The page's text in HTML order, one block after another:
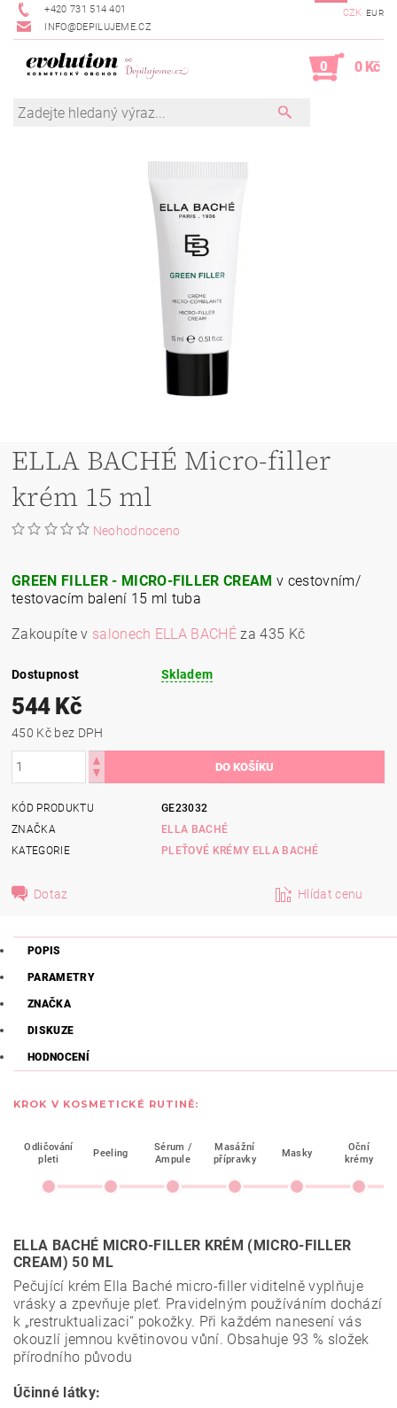
+420 731 514 401
INFO@DEPILUJEME.CZ
CZK EUR
0 0 Kč
ELLA BACHÉ Micro-filler
krém 15 ml
Neohodnoceno
GREEN FILLER - MICRO-FILLER CREAM v cestovním/
testovacím balení 15 ml tuba
Zakoupíte v salonech ELLA BACHÉ za 435 Kč
Dostupnost Skladem
544 Kč
450 Kč bez DPH
KÓD PRODUKTU
GE23032
ZNAČKA
ELLA BACHÉ
KATEGORIE
PLEŤOVÉ KRÉMY ELLA BACHÉ
Dotaz Hlídat cenu
POPIS
PARAMETRY
ZNAČKA
DISKUZE
HODNOCENÍ
KROK V KOSMETICKÉ RUTINĚ:
Odličování
pleti
Peeling
Sérum /
Ampule
Masážní
přípravky
Masky
Oční
krémy
ELLA BACHÉ MICRO-FILLER KRÉM (MICRO-FILLER
CREAM) 50 ML
Pečující krém Ella Baché micro-filler viditelně vyplňuje
vrásky a zpevňuje pleť. Pravidelným používáním dochází
k „restruktualizaci“ pokožky. Při každém nanesení vás
okouzlí jemnou květinovou vůní. Obsahuje 93 % složek
přírodního původu
Účinné látky: